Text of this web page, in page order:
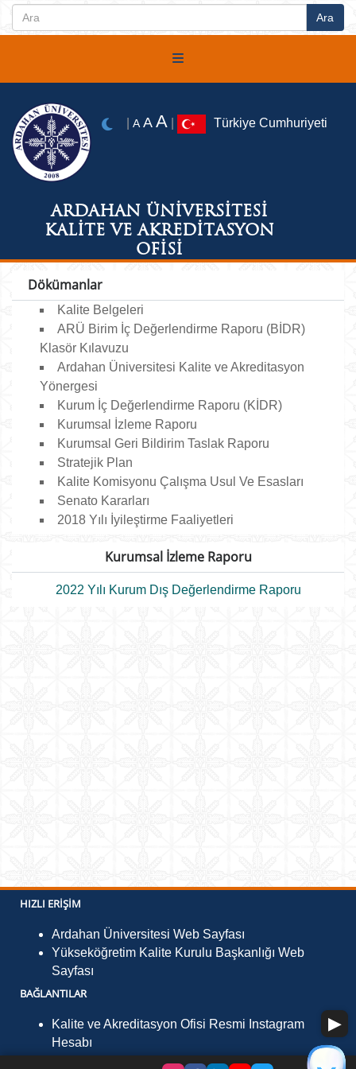
ARDAHAN ÜNİVERSİTESİ
KALİTE VE AKREDİTASYON
OFİSİ
A A A Türkiye Cumhuriyeti
Dökümanlar
Kalite Belgeleri
ARÜ Birim İç Değerlendirme Raporu (BİDR)
Klasör Kılavuzu
Ardahan Üniversitesi Kalite ve Akreditasyon
Yönergesi
Kurum İç Değerlendirme Raporu (KİDR)
Kurumsal İzleme Raporu
Kurumsal Geri Bildirim Taslak Raporu
Stratejik Plan
Kalite Komisyonu Çalışma Usul Ve Esasları
Senato Kararları
2018 Yılı İyileştirme Faaliyetleri
Kurumsal İzleme Raporu
2022 Yılı Kurum Dış Değerlendirme Raporu
HIZLI ERIŞIM
Ardahan Üniversitesi Web Sayfası
Yükseköğretim Kalite Kurulu Başkanlığı Web
Sayfası
BAĞLANTILAR
Kalite ve Akreditasyon Ofisi Resmi Instagram
Hesabı